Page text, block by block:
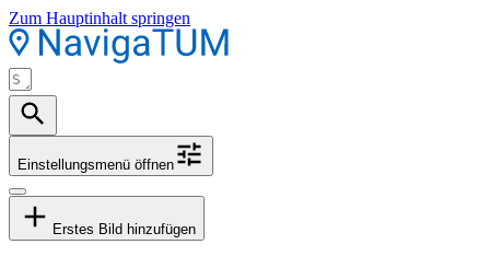
Zum Hauptinhalt springen
Einstellungsmenü öffnen
Erstes Bild hinzufügen